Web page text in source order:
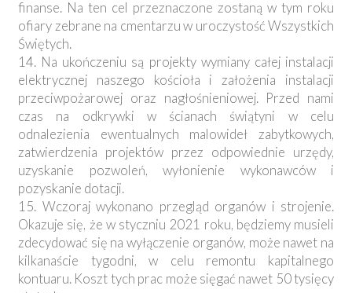
finanse. Na ten cel przeznaczone zostaną w tym roku
ofiary zebrane na cmentarzu w uroczystość Wszystkich
Świętych.
14. Na ukończeniu są projekty wymiany całej instalacji
elektrycznej naszego kościoła i założenia instalacji
przeciwpożarowej oraz nagłośnieniowej. Przed nami
czas na odkrywki w ścianach świątyni w celu
odnalezienia ewentualnych malowideł zabytkowych,
zatwierdzenia projektów przez odpowiednie urzędy,
uzyskanie pozwoleń, wyłonienie wykonawców i
pozyskanie dotacji.
15. Wczoraj wykonano przegląd organów i strojenie.
Okazuje się, że w styczniu 2021 roku, będziemy musieli
zdecydować się na wyłączenie organów, może nawet na
kilkanaście tygodni, w celu remontu kapitalnego
kontuaru. Koszt tych prac może sięgać nawet 50 tysięcy